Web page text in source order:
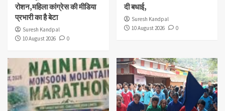
रोशन,महिला कांग्रेस की मीडिया
प्रभारी का है बेटा
Suresh Kandpal
10 August 2026
0
दी बधाई,
Suresh Kandpal
10 August 2026
0